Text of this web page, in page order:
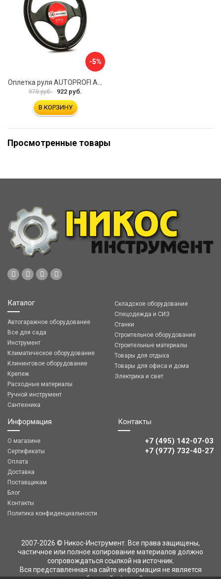
-5%
970 руб. 922 руб.
В КОРЗИНУ
Просмотренные товары
Каталог
Автогаражное оборудование
Все для сада
Инструмент
Климатическое оборудование
Клининговое оборудование
Крепеж
Расходные материалы
Ручной инструмент
Сантехника
Складское оборудование
Спецодежда и СИЗ
Станки
Строительное оборудование
Строительные материалы
Товары для отдыха
Товары для офиса и дома
Электрика и свет
Информация
О магазине
Сертификаты
Оплата
Доставка
Поставщикам
Блог
Контакты
Политика конфиденциальности
Контакты
+7 (495) 142-07-03
‎‎+7 (977) 732-40-27
2007-2026 © Никос-Инструмент. Все права защищены,
частичное или полное копирование материалов должно
сопровождаться ссылкой на источник.
Вся представленная на сайте информация не является